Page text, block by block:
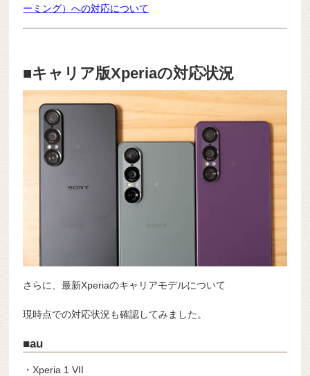
ーミング）への対応について
■キャリア版Xperiaの対応状況
さらに、最新Xperiaのキャリアモデルについて
現時点での対応状況も確認してみました。
■au
・Xperia 1 VII